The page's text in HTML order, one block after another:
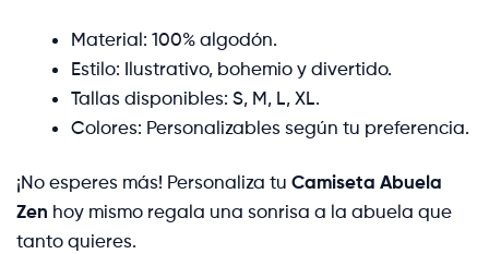
Material: 100% algodón.
Estilo: Ilustrativo, bohemio y divertido.
Tallas disponibles: S, M, L, XL.
Colores: Personalizables según tu preferencia.
¡No esperes más! Personaliza tu Camiseta Abuela
Zen hoy mismo regala una sonrisa a la abuela que
tanto quieres.